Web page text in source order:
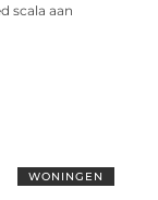
scala aan
WONINGEN